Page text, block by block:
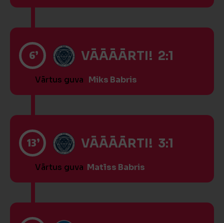
6’ VĀĀĀĀRTI! 2:1
Vārtus guva Miks Babris
13’ VĀĀĀĀRTI! 3:1
Vārtus guva Matīss Babris